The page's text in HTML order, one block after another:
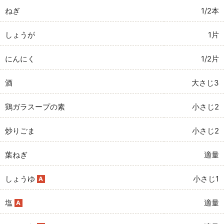
ねぎ 1/2本
しょうが 1片
にんにく 1/2片
酒 大さじ3
鶏ガラスープの素 小さじ2
炒りごま 小さじ2
葉ねぎ 適量
しょうゆ A 小さじ1
塩 A 適量